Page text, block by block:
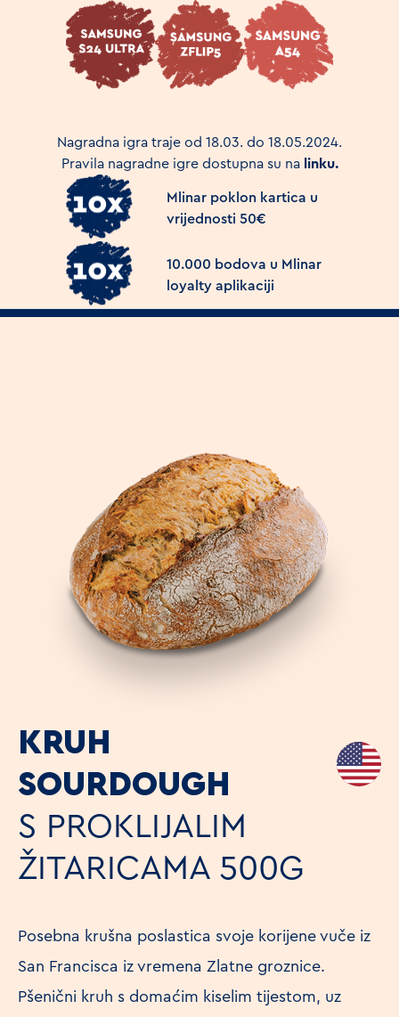
Nagradna igra traje od 18.03. do 18.05.2024.
Pravila nagradne igre dostupna su na linku.
Mlinar poklon kartica u
vrijednosti 50€
10.000 bodova u Mlinar
loyalty aplikaciji
KRUH
SOURDOUGH
S PROKLIJALIM
ŽITARICAMA 500G
Posebna krušna poslastica svoje korijene vuče iz
San Francisca iz vremena Zlatne groznice.
Pšenični kruh s domaćim kiselim tijestom, uz